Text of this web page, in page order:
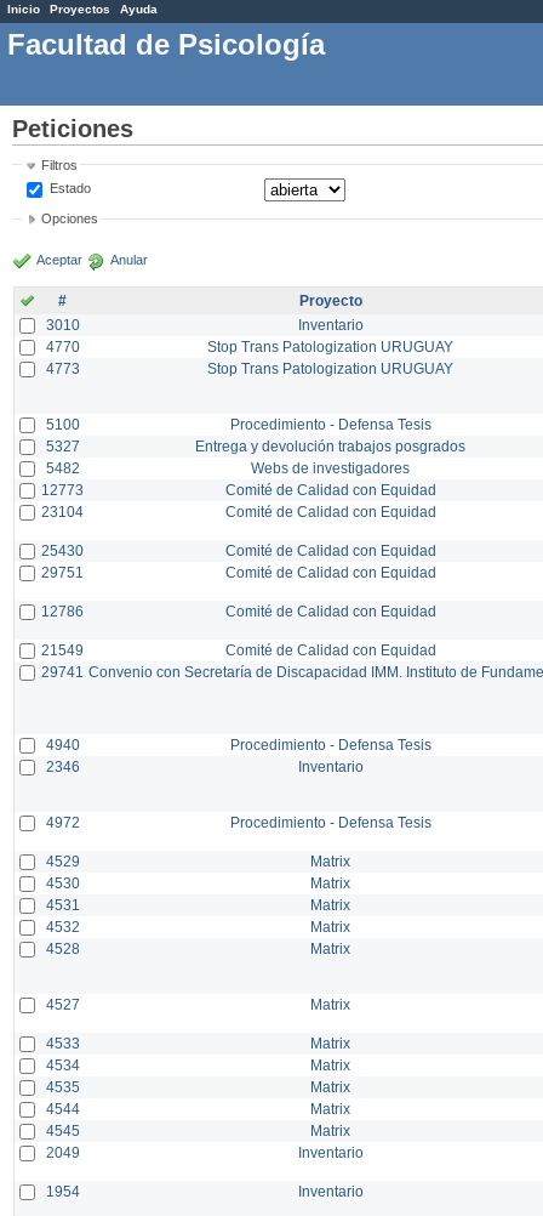
Inicio Proyectos Ayuda
Facultad de Psicología
Peticiones
Filtros
Estado
Opciones
Aceptar Anular
#
Proyecto
3010
Inventario
4770
Stop Trans Patologization URUGUAY
4773
Stop Trans Patologization URUGUAY
5100
Procedimiento - Defensa Tesis
5327
Entrega y devolución trabajos posgrados
5482
Webs de investigadores
12773
Comité de Calidad con Equidad
23104
Comité de Calidad con Equidad
25430
Comité de Calidad con Equidad
29751
Comité de Calidad con Equidad
12786 Comité de Calidad con Equidad
21549
Comité de Calidad con Equidad
29741 Convenio con Secretaría de Discapacidad IMM. Instituto de
4940
Procedimiento - Defensa Tesis
2346
Inventario
4972 Procedimiento - Defensa Tesis
4529
Matrix
4530
Matrix
4531
Matrix
4532
Matrix
4528
Matrix
4527 Matrix
4533
Matrix
4534
Matrix
4535
Matrix
4544
Matrix
4545
Matrix
2049
Inventario
1954 Inventario